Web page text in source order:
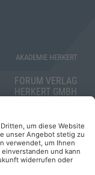
AKADEMIE HERKERT
FORUM VERLAG
HERKERT GMBH
86504 Merching
Telefon: +49
(0)8233 381-123
Telefax: +49